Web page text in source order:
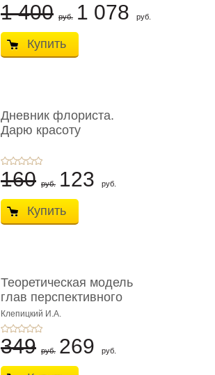
1 400 руб. 1 078 руб.
Купить
Дневник флориста.
Дарю красоту
160 руб. 123 руб.
Купить
Теоретическая модель
глав перспективного
УК о ...
Клепицкий И.А.
349 руб. 269 руб.